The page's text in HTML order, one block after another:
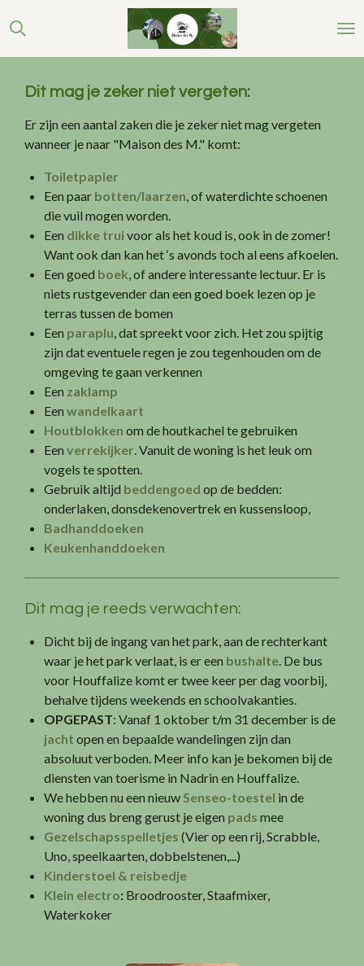
direct
naar
hoofdinhoud
Dit mag je zeker niet vergeten:
Er zijn een aantal zaken die je zeker niet mag vergeten
wanneer je naar "Maison des M." komt:
Toiletpapier
Een paar botten/laarzen, of waterdichte schoenen
die vuil mogen worden.
Een dikke truivoor als het koud is, ook in de zomer!
Want ook dan kan het ‘s avonds toch al eens afkoelen.
Een goed boek, of andere interessante lectuur. Er is
niets rustgevender dan een goed boek lezen op je
terras tussen de bomen
Een paraplu, dat spreekt voor zich. Het zou spijtig
zijn dat eventuele regen je zou tegenhouden om de
omgeving te gaan verkennen
Een zaklamp
Een wandelkaart
Houtblokken om de houtkachel te gebruiken
Een verrekijker. Vanuit de woning is het leuk om
vogels te spotten.
Gebruik altijd beddengoed op de bedden:
onderlaken, donsdekenovertrek en kussensloop,
Badhanddoeken
Keukenhanddoeken
Dit mag je reeds verwachten:
Dicht bij de ingang van het park, aan de rechterkant
waar je het park verlaat, is er een bushalte. De bus
voor Houffalize komt er twee keer per dag voorbij,
behalve tijdens weekends en schoolvakanties.
OPGEPAST: Vanaf 1 oktober t/m 31 december is de
jacht open en bepaalde wandelingen zijn dan
absoluut verboden. Meer info kan je bekomen bij de
diensten van toerisme in Nadrin en Houffalize.
We hebben nu een nieuw Senseo-toestel in de
woning dus breng gerust je eigen pads mee
Gezelschapsspelletjes (Vier op een rij, Scrabble,
Uno, speelkaarten, dobbelstenen,...)
Kinderstoel & reisbedje
Klein electro: Broodrooster, Staafmixer,
Waterkoker